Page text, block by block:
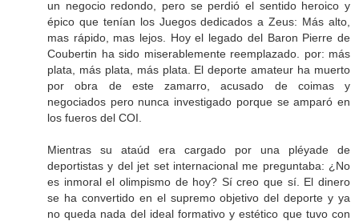
un negocio redondo, pero se perdió el sentido heroico y
épico que tenían los Juegos dedicados a Zeus: Más alto,
mas rápido, mas lejos. Hoy el legado del Baron Pierre de
Coubertin ha sido miserablemente reemplazado. por: más
plata, más plata, más plata. El deporte amateur ha muerto
por obra de este zamarro, acusado de coimas y
negociados pero nunca investigado porque se amparó en
los fueros del COI.
Mientras su ataúd era cargado por una pléyade de
deportistas y del jet set internacional me preguntaba: ¿No
es inmoral el olimpismo de hoy? Sí creo que sí. El dinero
se ha convertido en el supremo objetivo del deporte y ya
no queda nada del ideal formativo y estético que tuvo con